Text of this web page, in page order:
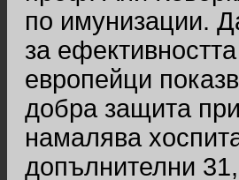
по имунизации.
за
европейци
добра защита
намалява
допълнителни